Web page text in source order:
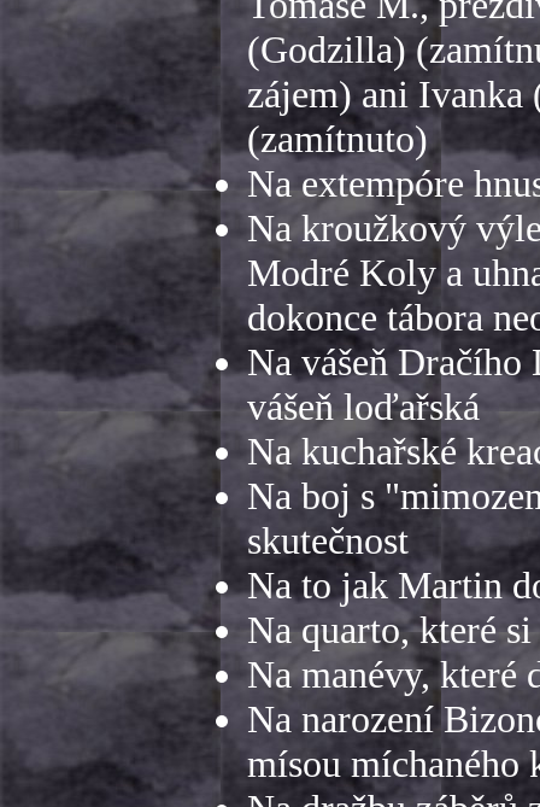
(Godzilla)
zájem) ani
(zamítnuto)
Na extempóre
Na kroužkový
Modré Koly a
dokonce tábora
Na vášeň Dračího
vášeň loďařská
Na kuchařské
Na boj s
skutečnost
Na to jak Martin
Na quarto, které
Na manévy, které
Na narození
mísou míchaného